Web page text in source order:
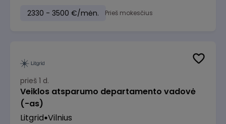
2330 - 3500 €/mėn. Prieš mokesčius
prieš 1 d.
Veiklos atsparumo departamento vadovė
(-as)
Litgrid Vilnius